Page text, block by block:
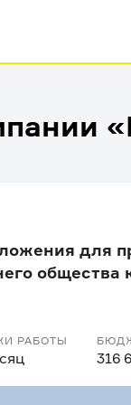
для
общества
РАБОТЫ
316